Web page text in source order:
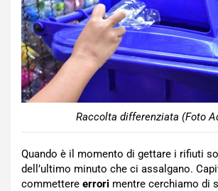
Raccolta differenziata (Foto
Quando è il momento di gettare i rifiuti
dell’ultimo minuto che ci assalgano.
commettere errori mentre cerchiamo di